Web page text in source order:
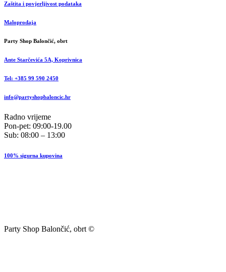
Zaštita i povjerljivost podataka
Maloprodaja
Party Shop Balončić, obrt
Ante Starčevića 5A, Koprivnica
Tel: +385 99 590 2450
info@partyshopbaloncic.hr
Radno vrijeme
Pon-pet: 09:00-19.00
Sub: 08:00 – 13:00
100% sigurna kupovina
Party Shop Balončić, obrt ©